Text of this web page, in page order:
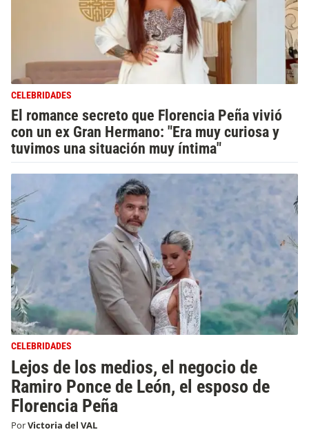
CELEBRIDADES
El romance secreto que Florencia Peña vivió
con un ex Gran Hermano: "Era muy curiosa y
tuvimos una situación muy íntima"
CELEBRIDADES
Lejos de los medios, el negocio de
Ramiro Ponce de León, el esposo de
Florencia Peña
PorVictoria del VAL